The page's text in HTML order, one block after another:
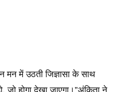
में उठती जिज्ञासा के साथ
होगा देखा जाएगा।”अंकिता ने